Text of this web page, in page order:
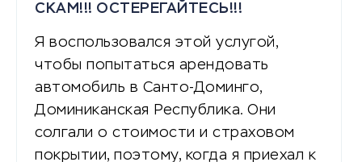
СКАМ!!! ОСТЕРЕГАЙТЕСЬ!!!
Я воспользовался этой услугой,
чтобы попытаться арендовать
автомобиль в Санто-Доминго,
Доминиканская Республика. Они
солгали о стоимости и страховом
покрытии, поэтому, когда я приехал к